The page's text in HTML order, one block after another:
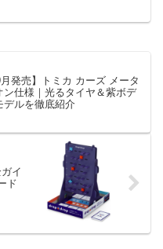
月発売】トミカ カーズ メータ
ン仕様｜光るタイヤ＆紫ボデ
デルを徹底紹介
イ
ド